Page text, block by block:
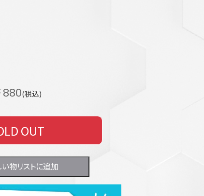
880(税込)
OUT
物リストに追加